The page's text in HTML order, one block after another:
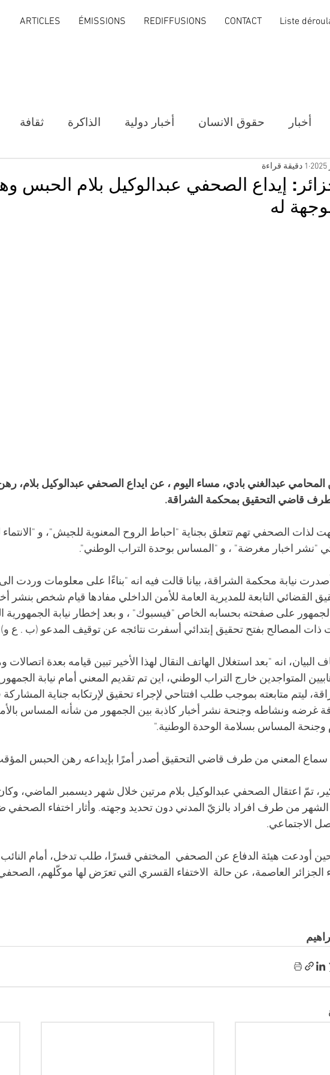
ARTICLES ÉMISSIONS REDIFFUSIONS CONTACT Liste
أخبار حقوق الانسان أخبار دولية الذاكرة ثقافة
إيداع الصحفي عبدالوكيل بلام الحبس
له
1 دقيقة قراءة
المحامي عبدالغني بادي، مساء اليوم ، عن ايداع الصحفي عبدالوكيل بلام،
قاضي التحقيق بمحكمة الشراقة.
لذات الصحفي تهم تتعلق بجناية "احباط الروح المعنوية للجيش"، و "الانتماء
"نشر اخبار مغرضة" ، و "المساس بوحدة التراب الوطني".
نيابة محكمة الشراقة، بيانا قالت فيه انه "بناءًا على معلومات وردت
القضائي التابعة للمديرية العامة للأمن الداخلي مفادها قيام شخص بنشر
على صفحته بحسابه الخاص "فيسبوك" ، و بعد إخطار نيابة الجمهورية
ذات المصالح بفتح تحقيق إبتدائي أسفرت نتائجه عن توقيف المدعو (ب . ع
البيان، انه "بعد استغلال الهاتف النقال لهذا الأخير تبين قيامه بعدة
المتواجدين خارج التراب الوطني، اين تم تقديم المعني أمام نيابة
ليتم متابعته بموجب طلب افتتاحي لإجراء تحقيق لإرتكابه جناية
غرضه ونشاطه وجنحة نشر أخبار كاذبة بين الجمهور من شأنه المساس
وجنحة المساس بسلامة الوحدة الوطنية."
سماع المعني من طرف قاضي التحقيق أصدر أمرًا بإيداعه رهن الحبس
من طرف افراد بالزيّ المدني دون تحديد وجهته. وأثار اختفاء
الاجتماعي.
أودعت هيئة الدفاع عن الصحفي  المختفي قسرًا، طلب تدخل، أمام
الجزائر العاصمة، عن حالة  الاختفاء القسري التي تعرَض لها موكّلهم،